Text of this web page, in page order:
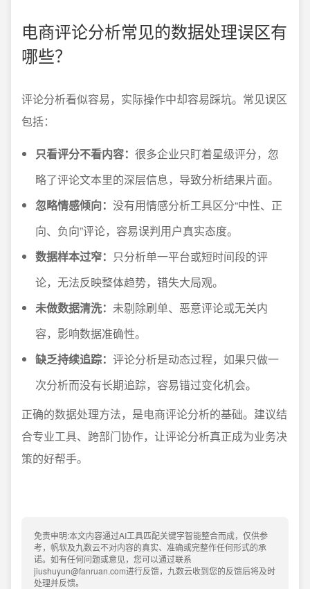
电商评论分析常见的数据处理误区有
哪些？
评论分析看似容易，实际操作中却容易踩坑。常见误区
包括：
只看评分不看内容： 很多企业只盯着星级评分，忽
略了评论文本里的深层信息，导致分析结果片面。
忽略情感倾向： 没有用情感分析工具区分“中性、正
向、负向”评论，容易误判用户真实态度。
数据样本过窄： 只分析单一平台或短时间段的评
论，无法反映整体趋势，错失大局观。
未做数据清洗： 未剔除刷单、恶意评论或无关内
容，影响数据准确性。
缺乏持续追踪： 评论分析是动态过程，如果只做一
次分析而没有长期追踪，容易错过变化机会。
正确的数据处理方法，是电商评论分析的基础。建议结
合专业工具、跨部门协作，让评论分析真正成为业务决
策的好帮手。
免责申明:本文内容通过AI工具匹配关键字智能整合而成，仅供参
考，帆软及九数云不对内容的真实、准确或完整作任何形式的承
诺。如有任何问题或意见，您可以通过联系
jiushuyun@fanruan.com进行反馈，九数云收到您的反馈后将及时
处理并反馈。